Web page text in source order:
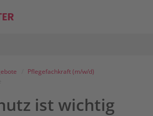
Pflegefachkraft (m/w/d)
ist wichtig